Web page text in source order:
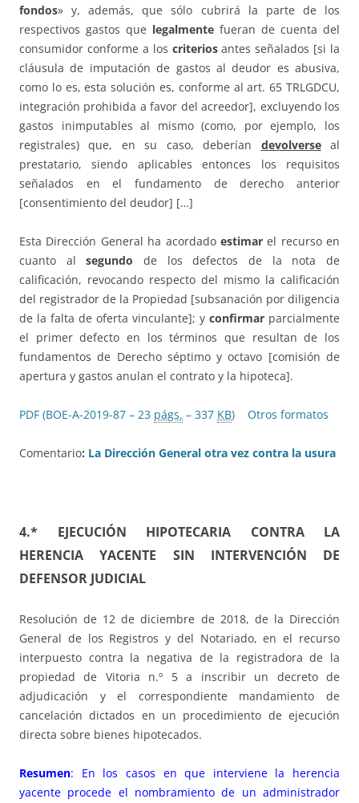
fondos» y, además, que sólo cubrirá la parte de los
respectivos gastos que legalmente fueran de cuenta del
consumidor conforme a los criteriosantes señalados [si la
cláusula de imputación de gastos al deudor es abusiva,
como lo es, esta solución es, conforme al art. 65 TRLGDCU,
integración prohibida a favor del acreedor], excluyendo los
gastos inimputables al mismo (como, por ejemplo, los
registrales) que, en su caso, deberían devolverseal
prestatario, siendo aplicables entonces los requisitos
señalados en el fundamento de derecho anterior
[consentimiento del deudor] […]
Esta Dirección General ha acordado estimarel recurso en
cuanto alsegundo de los defectos de la nota de
calificación, revocando respecto del mismo la calificación
del registrador de la Propiedad [subsanación por diligencia
de la falta de oferta vinculante]; y confirmar parcialmente
el primer defecto en los términos que resultan de los
fundamentos de Derecho séptimo y octavo [comisión de
apertura y gastos anulan el contrato y la hipoteca].
PDF (BOE-A-2019-87 – 23 págs. – 337 KB) Otros formatos
Comentario: La Dirección General otra vez contra la usura
4.* EJECUCIÓN HIPOTECARIA CONTRA LA
HERENCIA YACENTE SIN INTERVENCIÓN DE
DEFENSOR JUDICIAL
Resolución de 12 de diciembre de 2018, de la Dirección
General de los Registros y del Notariado, en el recurso
interpuesto contra la negativa de la registradora de la
propiedad de Vitoria n.º 5 a inscribir un decreto de
adjudicación y el correspondiente mandamiento de
cancelación dictados en un procedimiento de ejecución
directa sobre bienes hipotecados.
Resumen: En los casos en que interviene la herencia
yacente procede el nombramiento de un administrador